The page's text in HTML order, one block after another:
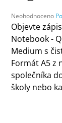
Průměrné
hodnocení
produktu
je
0,0
z
hvězdiček.
Neohodnoceno
Objevte
Notebook -
Medium s
Formát A5 z
společníka
školy nebo